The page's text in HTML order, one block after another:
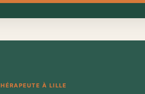
À LILLE